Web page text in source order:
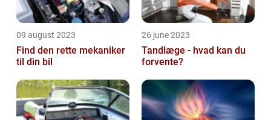
09 august 2023
Find den rette mekaniker
til din bil
26 june 2023
Tandlæge - hvad kan du
forvente?